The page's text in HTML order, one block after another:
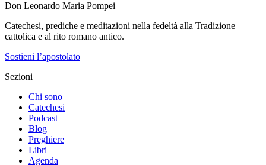
Don Leonardo Maria Pompei
Catechesi, prediche e meditazioni nella fedeltà alla Tradizione
cattolica e al rito romano antico.
Sostieni l’apostolato
Sezioni
Chi sono
Catechesi
Podcast
Blog
Preghiere
Libri
Agenda